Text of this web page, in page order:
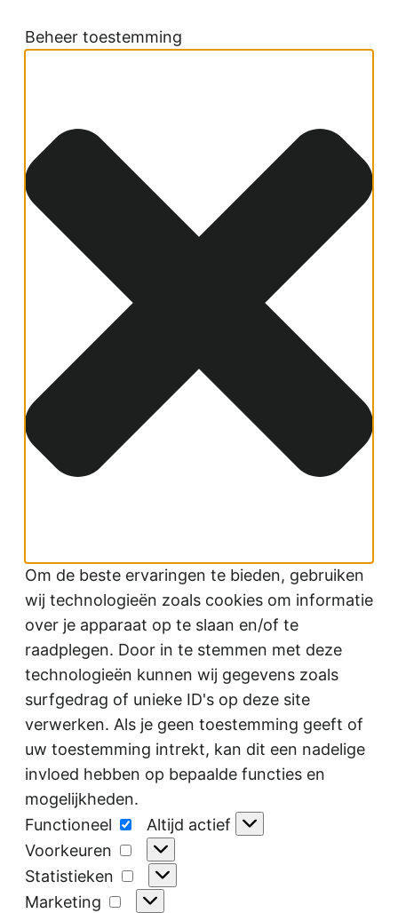
Beheer toestemming
Om de beste ervaringen te bieden, gebruiken
wij technologieën zoals cookies om informatie
over je apparaat op te slaan en/of te
raadplegen. Door in te stemmen met deze
technologieën kunnen wij gegevens zoals
surfgedrag of unieke ID's op deze site
verwerken. Als je geen toestemming geeft of
uw toestemming intrekt, kan dit een nadelige
invloed hebben op bepaalde functies en
mogelijkheden.
Functioneel
Functioneel
Altijd actief
Voorkeuren
Voorkeuren
Statistieken
Statistieken
Marketing
Marketing